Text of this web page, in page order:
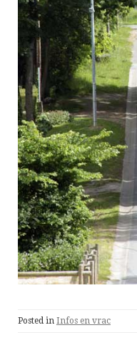
Posted in Infos en vrac